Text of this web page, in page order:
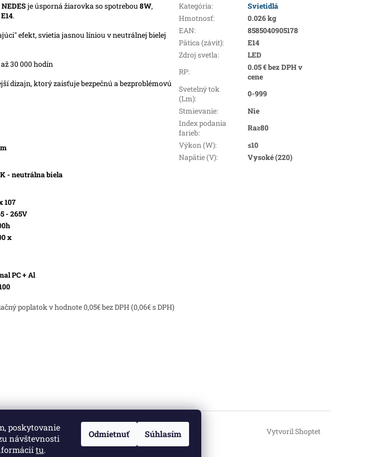
poskytovanie
návštevnosti
tu.
Odmietnuť Súhlasím
NEDES je úsporná žiarovka so spotrebou 8W,
E14.
efekt, svietia jasnou líniou v neutrálnej bielej
30 000 hodín
dizajn, ktorý zaisťuje bezpečnú a bezproblémovú
- neutrálna biela
107
- 265V
x
PC + Al
poplatok v hodnote 0,05€ bez DPH (0,06€ s DPH)
Kategória:
Svietidlá
Hmotnosť:
0.026 kg
EAN:
8585040905178
Pätica (závit):
E14
Zdroj svetla:
LED
RP:
0.05 € bez DPH v
cene
Svetelný tok
(Lm):
0-999
Stmievanie:
Nie
Index podania
farieb:
Ra≥80
Výkon (W):
≤10
Napätie (V): Vysoké (220)
Vytvoril Shoptet